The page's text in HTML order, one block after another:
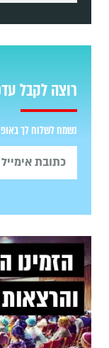
רוצה לקבל
נשמח לשלוח לך